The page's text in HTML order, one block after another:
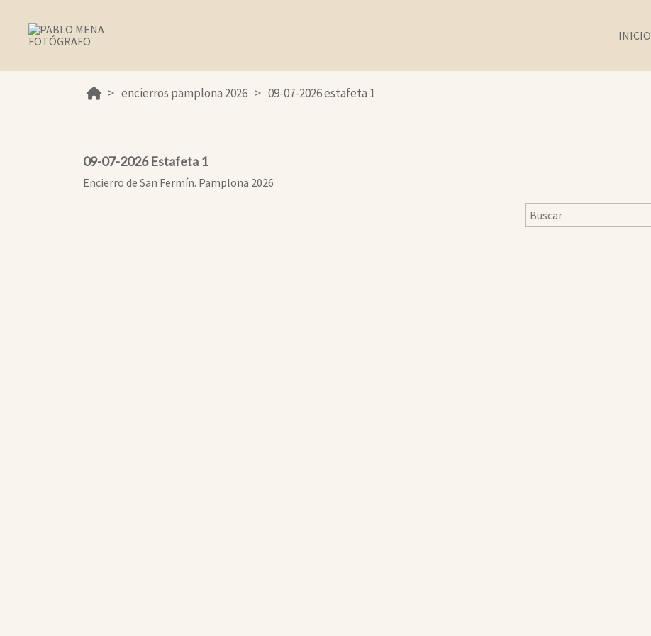
INICIO
encierros pamplona 2026 09-07-2026 estafeta 1
09-07-2026 Estafeta 1
Encierro de San Fermín. Pamplona 2026